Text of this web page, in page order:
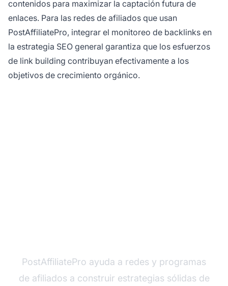
contenidos para maximizar la captación futura de
enlaces. Para las redes de afiliados que usan
PostAffiliatePro, integrar el monitoreo de backlinks en
la estrategia SEO general garantiza que los esfuerzos
de link building contribuyan efectivamente a los
objetivos de crecimiento orgánico.
PostAffiliatePro ayuda a redes y programas
de afiliados a construir estrategias sólidas de